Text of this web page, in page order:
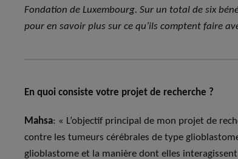
Fondation de Luxembourg. Sur un total de six
pour en savoir plus sur ce qu’ils comptent faire
En quoi consiste votre projet de recherche ?
Mahsa: « L’objectif principal de mon projet de
contre les tumeurs cérébrales de type
glioblastome et la manière dont elles